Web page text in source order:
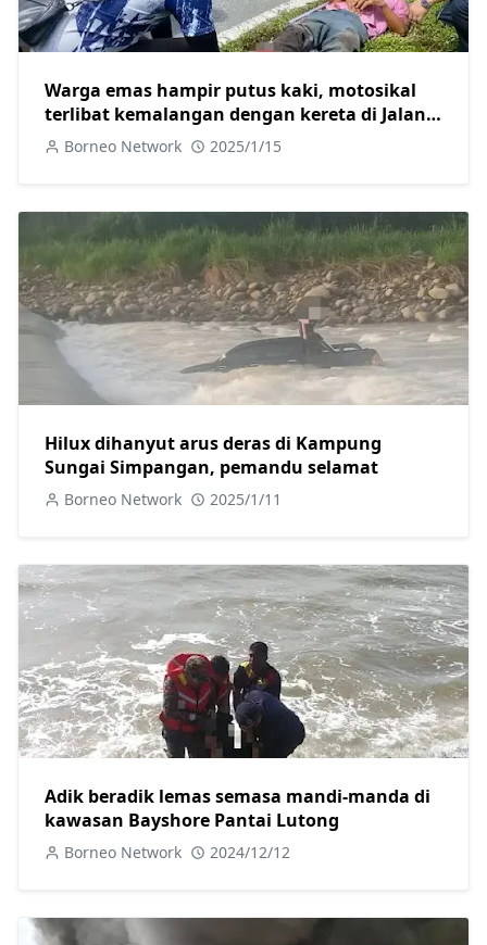
Warga emas hampir putus kaki, motosikal
terlibat kemalangan dengan kereta di Jalan
Skim B Sarikei
Borneo Network 2025/1/15
Hilux dihanyut arus deras di Kampung
Sungai Simpangan, pemandu selamat
Borneo Network 2025/1/11
Adik beradik lemas semasa mandi-manda di
kawasan Bayshore Pantai Lutong
Borneo Network 2024/12/12